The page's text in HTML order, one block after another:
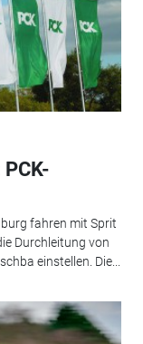
fahren mit Sprit
Durchleitung von
einstellen. Die...